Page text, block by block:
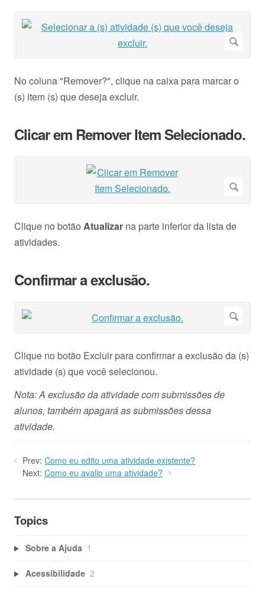
No coluna "Remover?", clique na caixa para marcar o
(s) item (s) que deseja excluir.
Clicar em Remover Item Selecionado.
Clique no botão Atualizar na parte inferior da lista de
atividades.
Confirmar a exclusão.
Clique no botão Excluir para confirmar a exclusão da (s)
atividade (s) que você selecionou.
Nota: A exclusão da atividade com submissões de
alunos, também apagará as submissões dessa
atividade.
Prev: Como eu edito uma atividade existente?
Next: Como eu avalio uma atividade?
Topics
Sobre a Ajuda 1
Acessibilidade 2